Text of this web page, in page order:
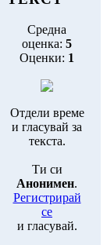
Средна
оценка: 5
Оценки: 1
Отдели време
и гласувай за
текста.
Ти си
Анонимен.
Регистрирай
се
и гласувай.